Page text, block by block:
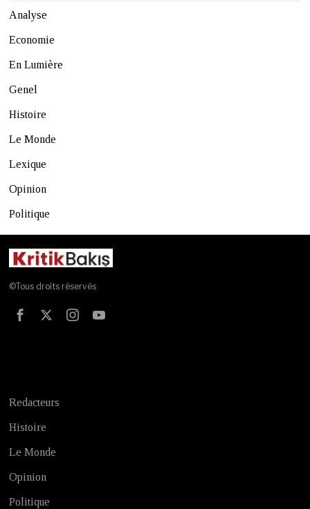
Analyse
Economie
En Lumière
Genel
Histoire
Le Monde
Lexique
Opinion
Politique
©Tous droits réservés
Redacteurs
Histoire
Le Monde
Opinion
Politique